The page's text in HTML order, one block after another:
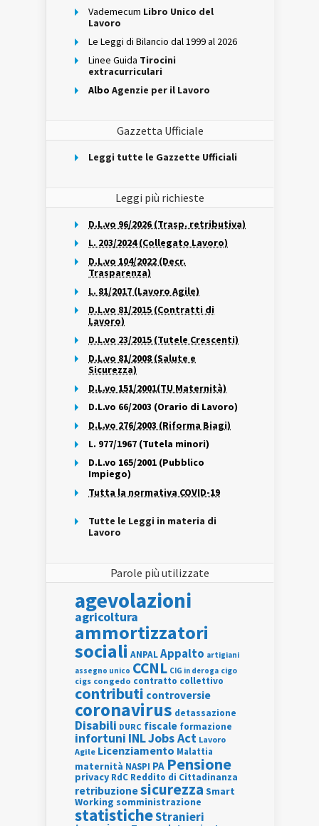
Vademecum Libro Unico del
Lavoro
Le Leggi di Bilancio dal 1999 al 2026
Linee Guida Tirocini
extracurriculari
Albo Agenzie per il Lavoro
Gazzetta Ufficiale
Leggi tutte le Gazzette Ufficiali
Leggi più richieste
D.L.vo 96/2026 (Trasp. retributiva)
L. 203/2024 (Collegato Lavoro)
D.L.vo 104/2022 (Decr.
Trasparenza)
L. 81/2017 (Lavoro Agile)
D.L.vo 81/2015 (Contratti di
Lavoro)
D.L.vo 23/2015 (Tutele Crescenti)
D.L.vo 81/2008 (Salute e
Sicurezza)
D.L.vo 151/2001(TU Maternità)
D.L.vo 66/2003 (Orario di Lavoro)
D.L.vo 276/2003 (Riforma Biagi)
L. 977/1967 (Tutela minori)
D.L.vo 165/2001 (Pubblico
Impiego)
Tutta la normativa COVID-19
Tutte le Leggi in materia di
Lavoro
Parole più utilizzate
agevolazioni
agricoltura
ammortizzatori
sociali ANPALAppalto artigiani
assegno unico CCNL CIG in deroga cigo
cigs congedo contratto collettivo
contributi controversie
coronavirus detassazione
Disabili DURC fiscale formazione
infortuni INLJobs Act Lavoro
Agile Licenziamento Malattia
maternità NASPI PA Pensione
privacy RdC Reddito di Cittadinanza
retribuzionesicurezza Smart
Working somministrazione
statisticheStranieri